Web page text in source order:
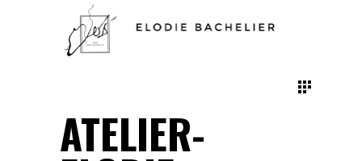
ATELIER-